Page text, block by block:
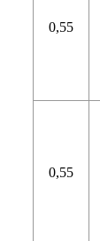
0,55
0,55